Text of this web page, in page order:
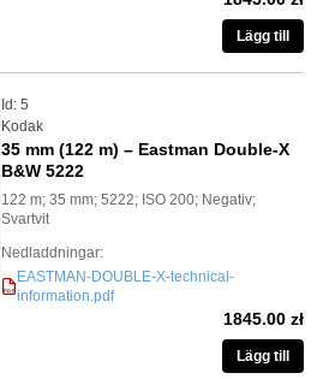
Lägg till
Id: 5
Kodak
35 mm (122 m) – Eastman Double-X
B&W 5222
122 m; 35 mm; 5222; ISO 200; Negativ;
Svartvit
Nedladdningar:
PDF
EASTMAN-DOUBLE-X-technical-
information.pdf
1845.00 zł
Lägg till